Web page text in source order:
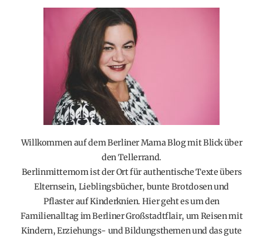
Willkommen auf dem Berliner Mama Blog mit Blick über
den Tellerrand.
Berlinmittemom ist der Ort für authentische Texte übers
Elternsein, Lieblingsbücher, bunte Brotdosen und
Pflaster auf Kinderknien. Hier geht es um den
Familienalltag im Berliner Großstadtflair, um Reisen mit
Kindern, Erziehungs- und Bildungsthemen und das gute